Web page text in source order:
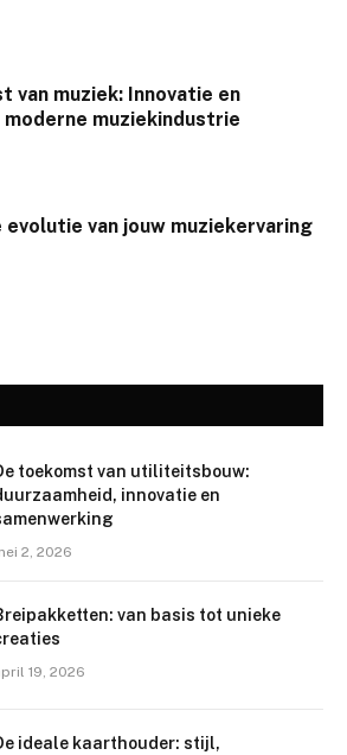
van muziek: Innovatie en
muziekindustrie
van jouw muziekervaring
toekomst van utiliteitsbouw:
innovatie en
2, 2026
van basis tot unieke
19, 2026
ideale kaarthouder: stijl,